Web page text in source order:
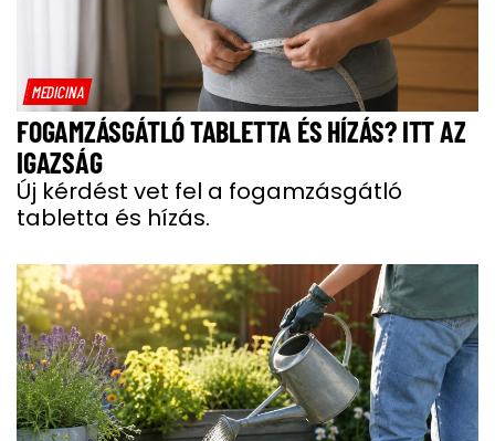
MEDICINA
FOGAMZÁSGÁTLÓ TABLETTA ÉS HÍZÁS? ITT AZ
IGAZSÁG
Új kérdést vet fel a fogamzásgátló
tabletta és hízás.